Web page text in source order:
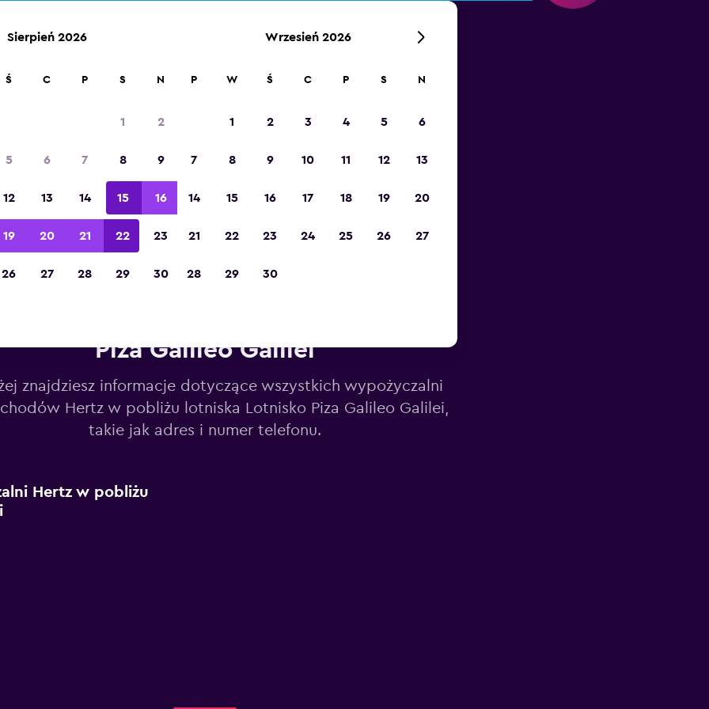
turystyczna w Europie” w 2023 roku
Piza Galileo Galilei
znajdziesz informacje dotyczące wszystkich wypożyczalni
Hertz w pobliżu lotniska Lotnisko Piza Galileo Galilei,
takie jak adres i numer telefonu.
Hertz w pobliżu
Sierpień 2026
Ś C P S N
1 2
5 6 7 8 9
12 13 14 15 16
19 20 21 22 23
26 27 28 29 30
Wrzesień 2026
P W Ś C P S N
1 2 3 4 5 6
7 8 9 10 11 12 13
14 15 16 17 18 19 20
21 22 23 24 25 26 27
28 29 30